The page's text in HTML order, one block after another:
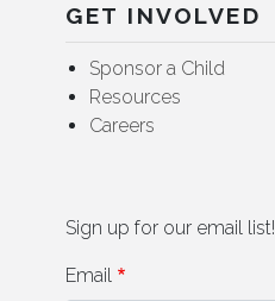
GET INVOLVED
Sponsor a Child
Resources
Careers
Sign up for our email list!
Email